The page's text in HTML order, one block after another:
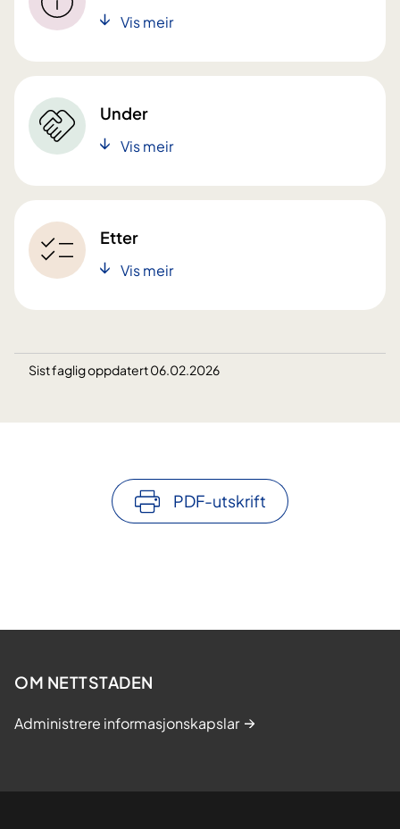
Vis meir
Under
Vis meir
Etter
Vis meir
Sist faglig oppdatert 06.02.2026
PDF-utskrift
OM NETTSTADEN
Administrere informasjonskapslar